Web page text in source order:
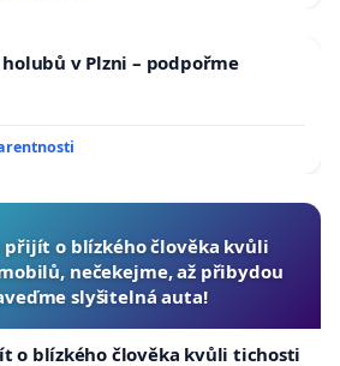
v Plzni – podpořme
přijít o blízkého člověka kvůli
nečekejme, až přibydou
slyšitelná auta!
o blízkého člověka kvůli tichosti